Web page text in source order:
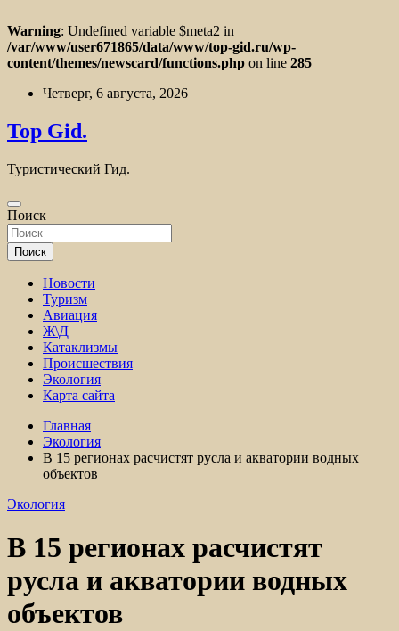
Warning: Undefined variable $meta2 in
/var/www/user671865/data/www/top-gid.ru/wp-
content/themes/newscard/functions.php on line 285
Перейти
содержимому
Четверг, 6 августа, 2026
Top Gid.
Туристический Гид.
Поиск
Поиск
Новости
Туризм
Авиация
Ж\Д
Катаклизмы
Происшествия
Экология
Карта сайта
Главная
Экология
В 15 регионах расчистят русла и акватории водных
объектов
Экология
В 15 регионах расчистят
русла и акватории водных
объектов